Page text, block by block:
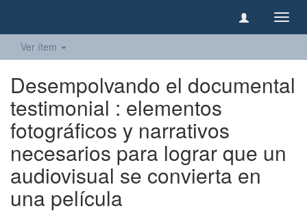
Ver ítem
Desempolvando el documental
testimonial : elementos
fotográficos y narrativos
necesarios para lograr que un
audiovisual se convierta en
una película